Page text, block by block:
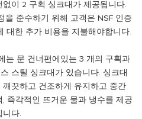
이 2 구획 싱크대가 제공됩니다.
을 준수하기 위해 고객은 NSF 인증
대한 추가 비용을 지불해야합니다.
는 문 건너편에있는 3 개의 구획과
스틸 싱크대가 있습니다. 싱크대
끗하고 건조하게 유지하고 중간
즉각적인 뜨거운 물과 냉수를 제공
니다.